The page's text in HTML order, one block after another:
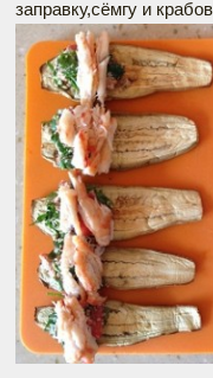
заправку,сёмгу и